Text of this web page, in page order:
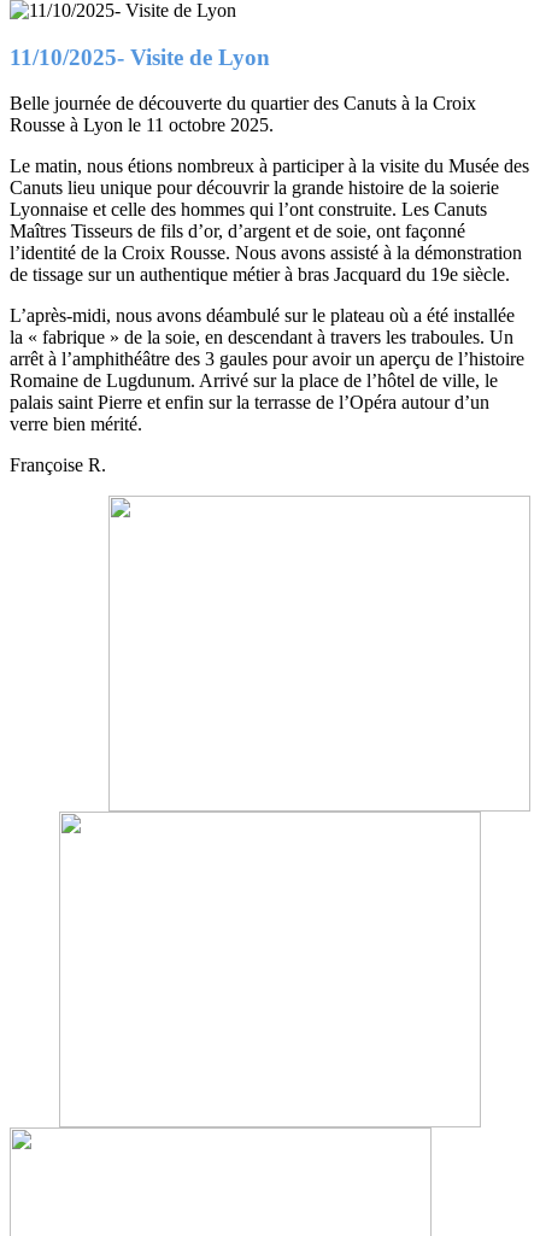
11/10/2025- Visite de Lyon
Belle journée de découverte du quartier des Canuts à la Croix
Rousse à Lyon le 11 octobre 2025.
Le matin, nous étions nombreux à participer à la visite du Musée des
Canuts lieu unique pour découvrir la grande histoire de la soierie
Lyonnaise et celle des hommes qui l’ont construite. Les Canuts
Maîtres Tisseurs de fils d’or, d’argent et de soie, ont façonné
l’identité de la Croix Rousse. Nous avons assisté à la démonstration
de tissage sur un authentique métier à bras Jacquard du 19e siècle.
L’après-midi, nous avons déambulé sur le plateau où a été installée
la « fabrique » de la soie, en descendant à travers les traboules. Un
arrêt à l’amphithéâtre des 3 gaules pour avoir un aperçu de l’histoire
Romaine de Lugdunum. Arrivé sur la place de l’hôtel de ville, le
palais saint Pierre et enfin sur la terrasse de l’Opéra autour d’un
verre bien mérité.
Françoise R.